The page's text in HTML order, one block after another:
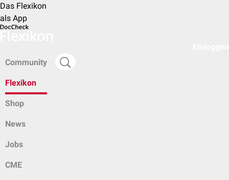
Das Flexikon
als App
Community
Flexikon
Shop
News
Jobs
CME